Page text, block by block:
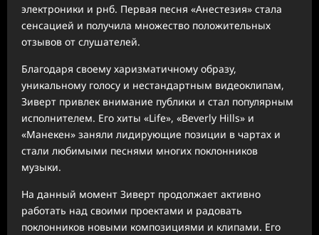
электроники и рнб. Первая песня «Анестезия» стала
сенсацией и получила множество положительных
отзывов от слушателей.
Благодаря своему харизматичному образу,
уникальному голосу и нестандартным видеоклипам,
Зиверт привлек внимание публики и стал популярным
исполнителем. Его хиты «Life», «Beverly Hills» и
«Манекен» заняли лидирующие позиции в чартах и
стали любимыми песнями многих поклонников
музыки.
На данный момент Зиверт продолжает активно
работать над своими проектами и радовать
поклонников новыми композициями и клипами. Его